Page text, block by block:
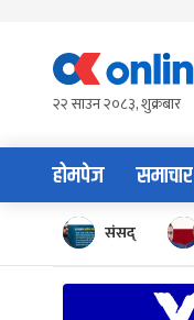
content२२ साउन २०८३, शुक्रबार
होमपेज समाचार
संसद्